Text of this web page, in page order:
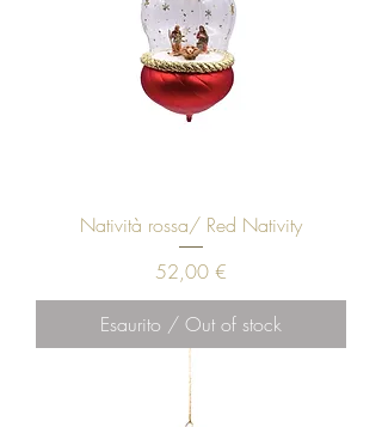
Natività rossa/ Red Nativity
Prezzo
52,00 €
Esaurito / Out of stock